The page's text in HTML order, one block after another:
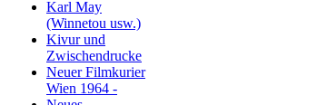
Karl May
(Winnetou usw.)
Kivur und
Zwischendrucke
Neuer Filmkurier
Wien 1964 -